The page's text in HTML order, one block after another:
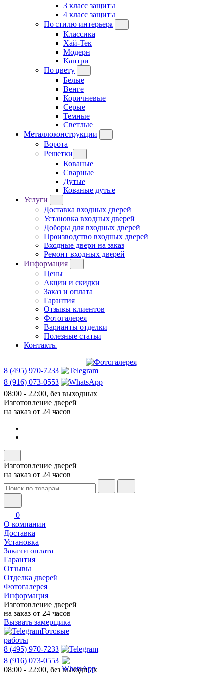
3 класс защиты
4 класс защиты
По стилю интерьера
Классика
Хай-Тек
Модерн
Кантри
По цвету
Белые
Венге
Коричневые
Серые
Темные
Светлые
Металлоконструкции
Ворота
Решетки
Кованые
Сварные
Дутые
Кованые дутые
Услуги
Доставка входных дверей
Установка входных дверей
Доборы для входных дверей
Производство входных дверей
Входные двери на заказ
Ремонт входных дверей
Информация
Цены
Акции и скидки
Заказ и оплата
Гарантия
Отзывы клиентов
Фотогалерея
Варианты отделки
Полезные статьи
Контакты
8 (495) 970-7233
8 (916) 073-0553
08:00 - 22:00, без выходных
Изготовление дверей
на заказ от 24 часов
Изготовление дверей
на заказ от 24 часов
0
О компании
Доставка
Установка
Заказ и оплата
Гарантия
Отзывы
Отделка дверей
Фотогалерея
Информация
Изготовление дверей
на заказ от 24 часов
Вызвать замерщика
Готовые
работы
8 (495) 970-7233
8 (916) 073-0553
08:00 - 22:00, без выходных